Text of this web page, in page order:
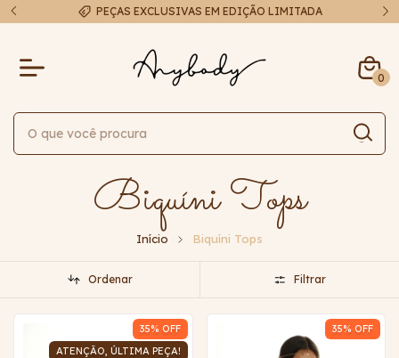
FRETE EXPRESSO EM ATÉ 48H
0
Biquíni Tops
Início Biquíni Tops
Ordenar Filtrar
35% OFF
ATENÇÃO, ÚLTIMA PEÇA!
35% OFF